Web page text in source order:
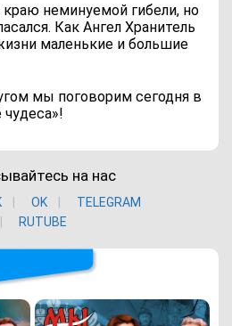
неминуемой гибели, но
Как Ангел Хранитель
маленькие и большие
мы поговорим сегодня в
на нас
ОK
TELEGRAM
RUTUBE